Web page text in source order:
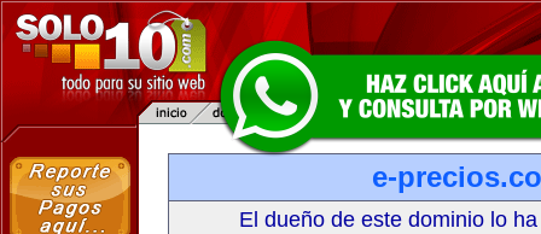
e-
El dueño de este dominio lo